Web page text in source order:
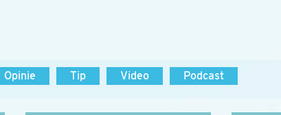
Opinie Tip Video Podcast